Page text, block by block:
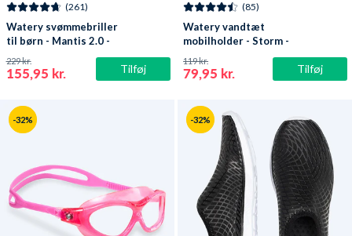
Tilføj
(261)
Watery svømmebriller
til børn - Mantis 2.0 -
Atlantic Blå/klar
155,95 kr.
229 kr.
Tilføj
(85)
Watery vandtæt
mobilholder - Storm -
Sort
79,95 kr.
119 kr.
-32% -32%